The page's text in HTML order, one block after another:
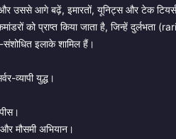
उससे आगे बढ़ें, इमारतों, यूनिट्स और टेक
को प्राप्त किया जाता है, जिन्हें दुर्लभता
इलाके शामिल हैं।
व्यापी युद्ध।
मौसमी अभियान।